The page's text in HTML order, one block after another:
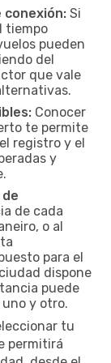
conexión: Si
tiempo
pueden
del
que vale
Conocer
te permite
registro y el
y
de cada
o al
para el
dispone
puede
y otro.
tu
permitirá